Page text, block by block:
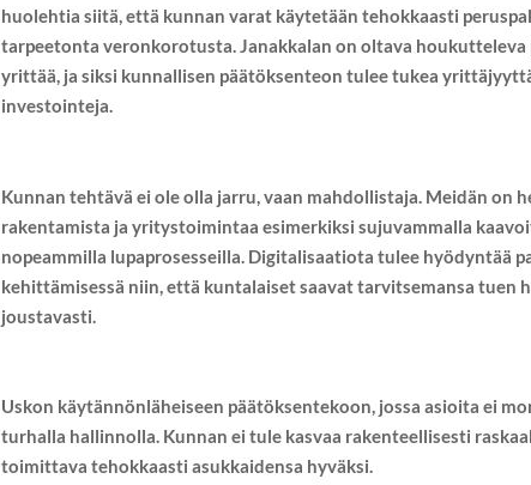
huolehtia siitä, että kunnan varat käytetään tehokkaasti
tarpeetonta veronkorotusta. Janakkalan on oltava houkutteleva
yrittää, ja siksi kunnallisen päätöksenteon tulee tukea
investointeja.
Kunnan tehtävä ei ole olla jarru, vaan mahdollistaja. Meidän on
rakentamista ja yritystoimintaa esimerkiksi sujuvammalla
nopeammilla lupaprosesseilla. Digitalisaatiota tulee hyödyntää
kehittämisessä niin, että kuntalaiset saavat tarvitsemansa tuen
joustavasti.
Uskon käytännönläheiseen päätöksentekoon, jossa asioita ei
turhalla hallinnolla. Kunnan ei tule kasvaa rakenteellisesti
toimittava tehokkaasti asukkaidensa hyväksi.